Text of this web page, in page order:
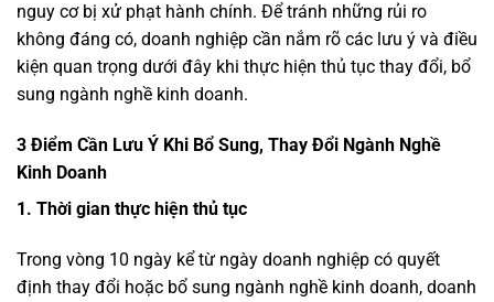
nguy cơ bị xử phạt hành chính. Để tránh những rủi ro
không đáng có, doanh nghiệp cần nắm rõ các lưu ý và điều
kiện quan trọng dưới đây khi thực hiện thủ tục thay đổi, bổ
sung ngành nghề kinh doanh.
3 Điểm Cần Lưu Ý Khi Bổ Sung, Thay Đổi Ngành Nghề
Kinh Doanh
1. Thời gian thực hiện thủ tục
Trong vòng 10 ngày kể từ ngày doanh nghiệp có quyết
định thay đổi hoặc bổ sung ngành nghề kinh doanh, doanh